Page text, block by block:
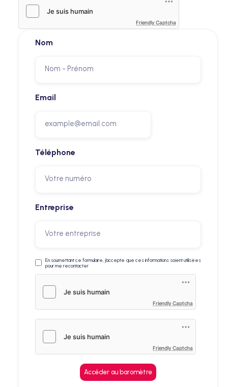
Nom
Email
Téléphone
Entreprise
En soumettant ce formulaire, j’accepte que ces informations soient utilisées
pour me recontacter
Friendly Captcha
Friendly Captcha
Friendly Captcha